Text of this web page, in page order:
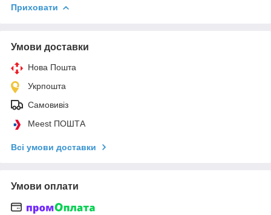
Приховати
Умови доставки
Нова Пошта
Укрпошта
Самовивіз
Meest ПОШТА
Всі умови доставки
Умови оплати